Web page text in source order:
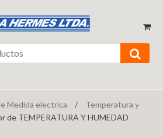
Medida electrica /
Temperatura y
de TEMPERATURA Y HUMEDAD